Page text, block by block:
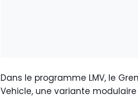
Dans le programme LMV, le
Vehicle, une variante